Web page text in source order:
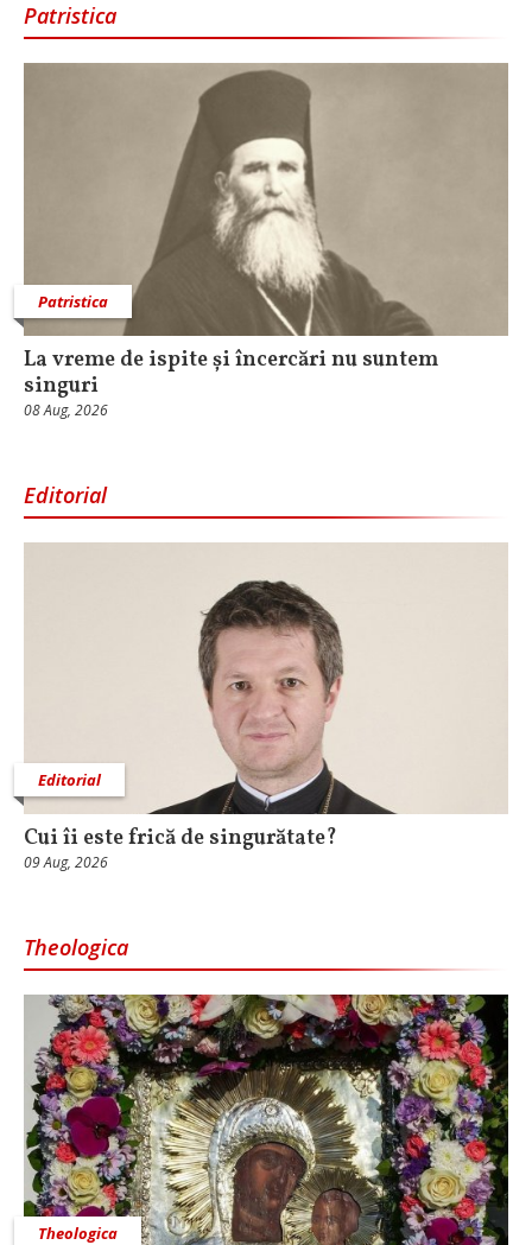
Patristica
Patristica
La vreme de ispite și încercări nu suntem
singuri
08 Aug, 2026
Editorial
Editorial
Cui îi este frică de singurătate?
09 Aug, 2026
Theologica
Theologica